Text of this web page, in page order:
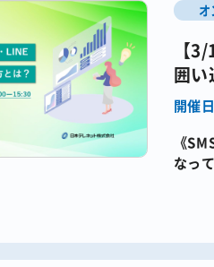
オ
【
囲い
開催
《
なっ